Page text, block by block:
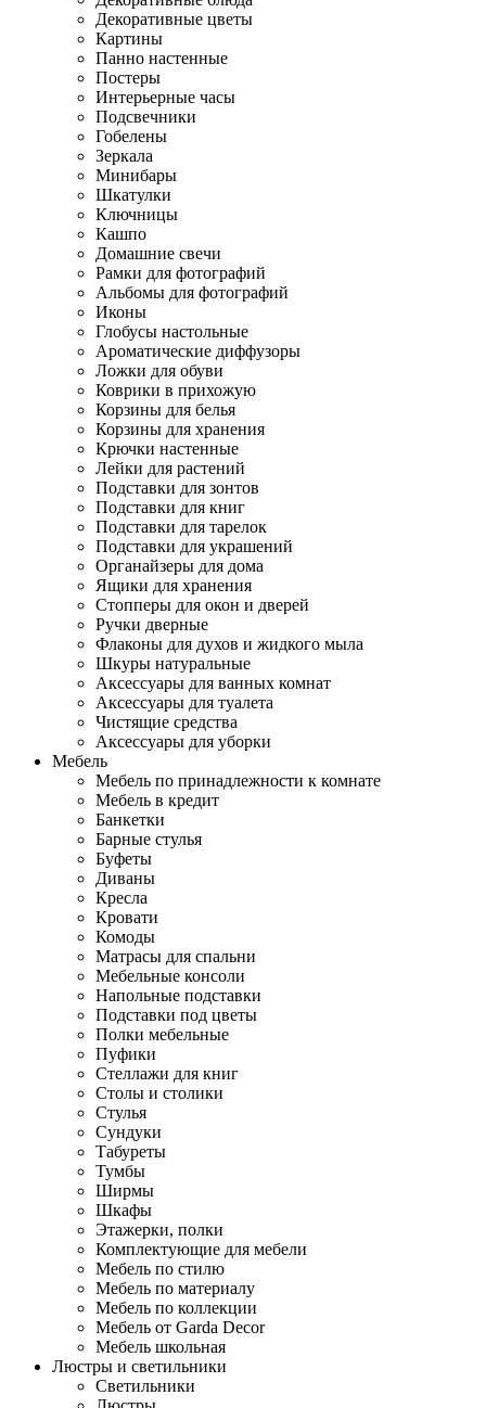
Декоративные цветы
Картины
Панно настенные
Постеры
Интерьерные часы
Подсвечники
Гобелены
Зеркала
Минибары
Шкатулки
Ключницы
Кашпо
Домашние свечи
Рамки для фотографий
Альбомы для фотографий
Иконы
Глобусы настольные
Ароматические диффузоры
Ложки для обуви
Коврики в прихожую
Корзины для белья
Корзины для хранения
Крючки настенные
Лейки для растений
Подставки для зонтов
Подставки для книг
Подставки для тарелок
Подставки для украшений
Органайзеры для дома
Ящики для хранения
Стопперы для окон и дверей
Ручки дверные
Флаконы для духов и жидкого мыла
Шкуры натуральные
Аксессуары для ванных комнат
Аксессуары для туалета
Чистящие средства
Аксессуары для уборки
Мебель
Мебель по принадлежности к комнате
Мебель в кредит
Банкетки
Барные стулья
Буфеты
Диваны
Кресла
Кровати
Комоды
Матрасы для спальни
Мебельные консоли
Напольные подставки
Подставки под цветы
Полки мебельные
Пуфики
Стеллажи для книг
Столы и столики
Стулья
Сундуки
Табуреты
Тумбы
Ширмы
Шкафы
Этажерки, полки
Комплектующие для мебели
Мебель по стилю
Мебель по материалу
Мебель по коллекции
Мебель от Garda Decor
Мебель школьная
Люстры и светильники
Светильники